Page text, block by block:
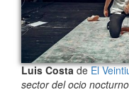
Luis CostadeEl
sector del ocio